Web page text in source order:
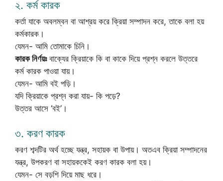
২. কর্ম কারক
কর্তা যাকে অবলম্বন বা আশ্রয় করে ক্রিয়া সম্পাদন করে, তাকে বলা হয়
কর্মকারক।
যেমন- আমি তোমাকে চিনি।
কারক নির্ণয়ঃবাক্যের ক্রিয়াকে কি বা কাকে দিয়ে প্রশ্ন করলে উত্তরে
কর্ম কারক পাওয়া যায়।
যেমন- আমি বই পড়ি।
যদি ক্রিয়াকে প্রশ্ন করা যায়- কি পড়ে?
উত্তর আসে ‘বই’।
৩. করণ কারক
করণ শব্দটির অর্থ হচ্ছে যন্ত্র, সহায়ক বা উপায়। অতএব ক্রিয়া সম্পাদনের
যন্ত্র, উপকরণ বা সহায়ককেই করণ কারক বলা হয়।
যেমন- সে বড়শি দিয়ে মাছ ধরে।